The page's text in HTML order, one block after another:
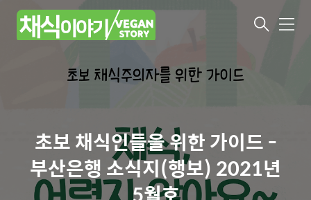
메
초보 채식인들을 위한 가이드 -
부산은행 소식지(행보) 2021년
5월호